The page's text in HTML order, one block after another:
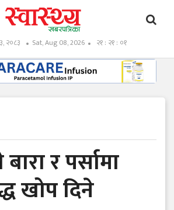
२०८३ Sat, Aug 08, 2026 २१ : २१ : ०१
र पर्सामा
खोप दिने